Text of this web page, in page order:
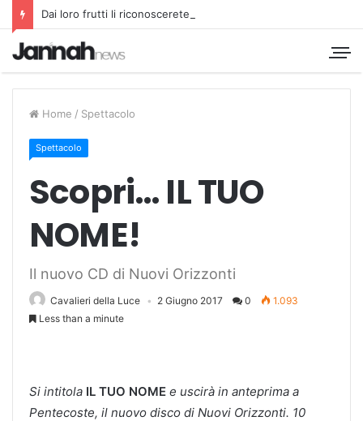
Dai loro frutti li riconoscerete
Home / Spettacolo
Spettacolo
Scopri… IL TUO
NOME!
Il nuovo CD di Nuovi Orizzonti
Cavalieri della Luce 2 Giugno 2017 0
1.093
Less than a minute
Si intitola IL TUO NOME e uscirà in anteprima a
Pentecoste, il nuovo disco di Nuovi Orizzonti. 10